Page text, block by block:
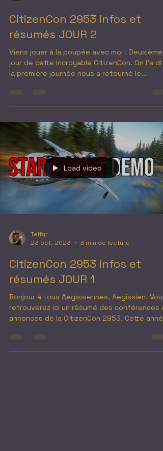
CitizenCon 2953 infos et
résumés JOUR 2
Viens jouer à la poupée avec moi : Deuxième
jour de cette incroyable CitizenCon. On l'a dit
la première journée nous a retourné le...
Load video
Telfyr
23 oct. 2023
3 min de lecture
CitizenCon 2953 infos et
résumés JOUR 1
Bonjour à tous Aegissiennes, Aegissien. Vous
retrouverez ici un résumé des conférences
annonces de la CitizenCon 2953. Cette année